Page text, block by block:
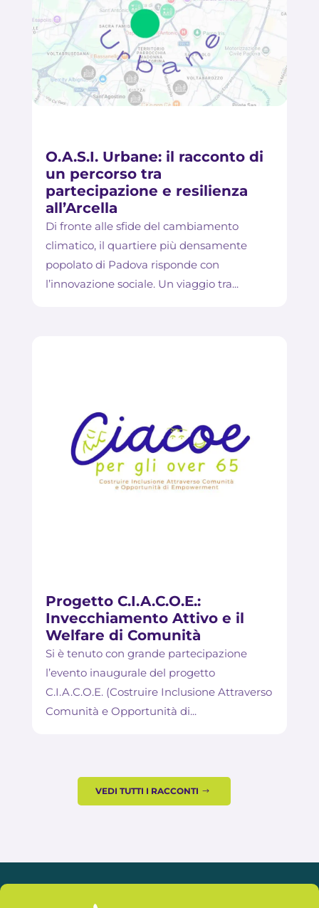
O.A.S.I. Urbane: il racconto di
un percorso tra
partecipazione e resilienza
all’Arcella
Di fronte alle sfide del cambiamento
climatico, il quartiere più densamente
popolato di Padova risponde con
l’innovazione sociale. Un viaggio tra...
Progetto C.I.A.C.O.E.:
Invecchiamento Attivo e il
Welfare di Comunità
Si è tenuto con grande partecipazione
l’evento inaugurale del progetto
C.I.A.C.O.E. (Costruire Inclusione Attraverso
Comunità e Opportunità di...
VEDI TUTTI I RACCONTI